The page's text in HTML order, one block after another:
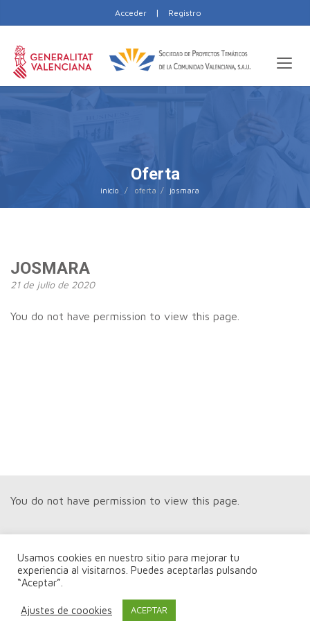
Acceder | Registro
Oferta
inicio josmara
JOSMARA
21 de julio de 2020
You do not have permission to view this page.
You do not have permission to view this page.
You do not have permission to view this page.
Usamos cookies en nuestro sitio para mejorar tu
experiencia al visitarnos. Puedes aceptarlas pulsando
“Aceptar”.
Ajustes de coookies ACEPTAR